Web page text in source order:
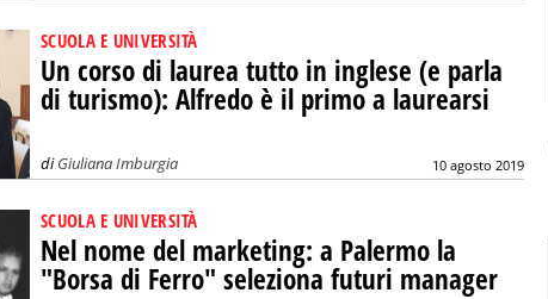
SCUOLA E UNIVERSITÀ
Un corso di laurea tutto in inglese (e parla
di turismo): Alfredo è il primo a laurearsi
diGiuliana Imburgia 10 agosto 2019
SCUOLA E UNIVERSITÀ
Nel nome del marketing: a Palermo la
"Borsa di Ferro" seleziona futuri manager